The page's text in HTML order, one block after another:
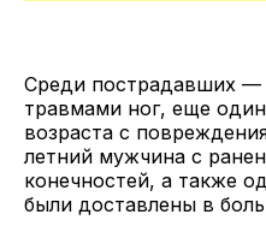
Среди пострадавших —
травмами ног, еще
возраста с
летний мужчина с
конечностей, а также
были доставлены в